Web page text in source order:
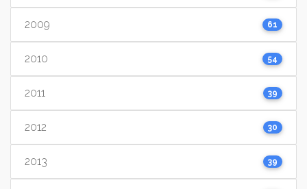
2009 61
2010 54
2011 39
2012 30
2013 39